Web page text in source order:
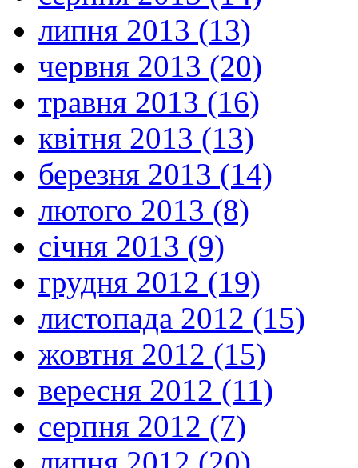
липня 2013 (13)
червня 2013 (20)
травня 2013 (16)
квітня 2013 (13)
березня 2013 (14)
лютого 2013 (8)
січня 2013 (9)
грудня 2012 (19)
листопада 2012 (15)
жовтня 2012 (15)
вересня 2012 (11)
серпня 2012 (7)